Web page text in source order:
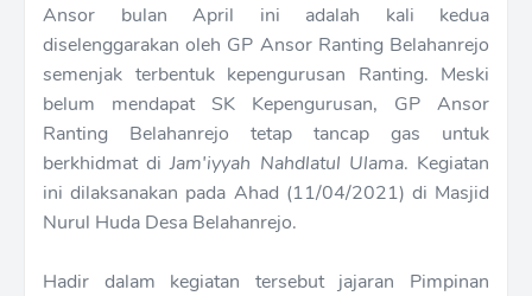
Ansor bulan April ini adalah kali kedua
diselenggarakan oleh GP Ansor Ranting Belahanrejo
semenjak terbentuk kepengurusan Ranting. Meski
belum mendapat SK Kepengurusan, GP Ansor
Ranting Belahanrejo tetap tancap gas untuk
berkhidmat diJam'iyyah Nahdlatul Ulama. Kegiatan
ini dilaksanakan pada Ahad (11/04/2021) di Masjid
Nurul Huda Desa Belahanrejo.
Hadir dalam kegiatan tersebut jajaran Pimpinan